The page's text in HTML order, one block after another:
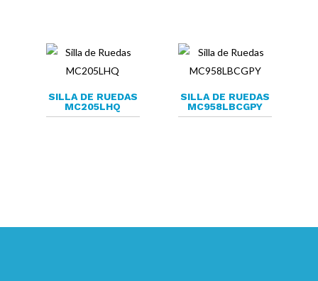
SILLA DE RUEDAS
MC205LHQ
SILLA DE RUEDAS
MC958LBCGPY